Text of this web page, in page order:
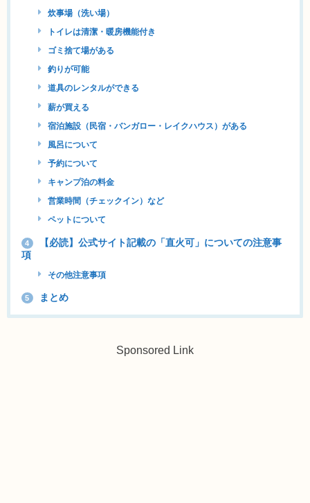
炊事場（洗い場）
トイレは清潔・暖房機能付き
ゴミ捨て場がある
釣りが可能
道具のレンタルができる
薪が買える
宿泊施設（民宿・バンガロー・レイクハウス）がある
風呂について
予約について
キャンプ泊の料金
営業時間（チェックイン）など
ペットについて
4
【必読】公式サイト記載の「直火可」についての注意事
項
その他注意事項
5 まとめ
Sponsored Link